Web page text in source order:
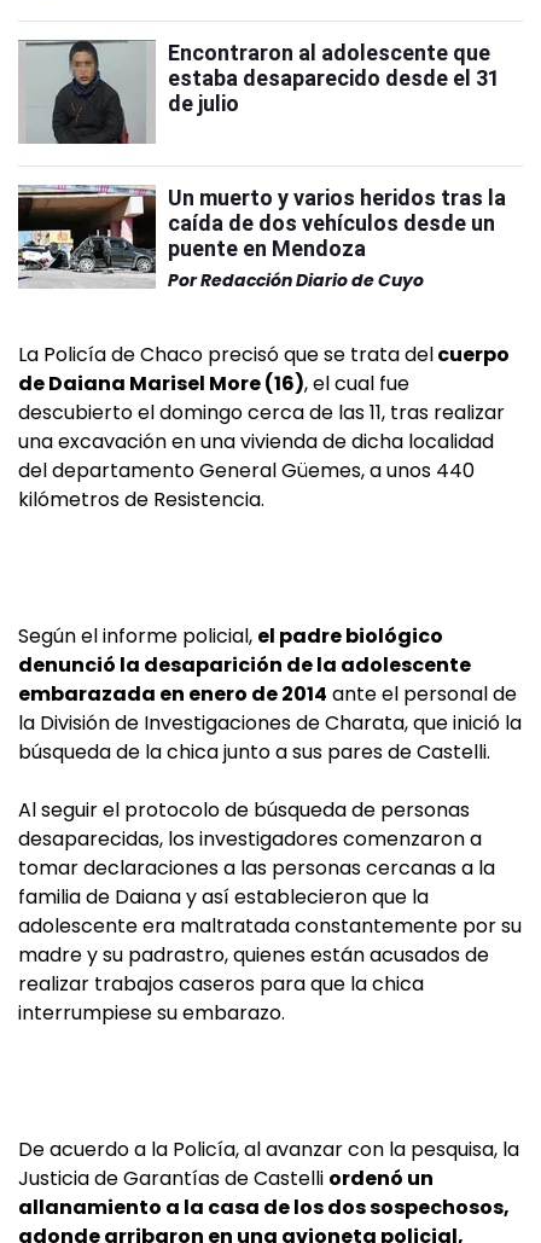
Encontraron al adolescente que
estaba desaparecido desde el 31
de julio
Un muerto y varios heridos tras la
caída de dos vehículos desde un
puente en Mendoza
PorRedacción Diario de Cuyo
La Policía de Chaco precisó que se trata delcuerpo
de Daiana Marisel More (16), el cual fue
descubierto el domingo cerca de las 11, tras realizar
una excavación en una vivienda de dicha localidad
del departamento General Güemes, a unos 440
kilómetros de Resistencia.
Según el informe policial, el padre biológico
denunció la desaparición de la adolescente
embarazada en enero de 2014 ante el personal de
la División de Investigaciones de Charata, que inició la
búsqueda de la chica junto a sus pares de Castelli.
Al seguir el protocolo de búsqueda de personas
desaparecidas, los investigadores comenzaron a
tomar declaraciones a las personas cercanas a la
familia de Daiana y así establecieron que la
adolescente era maltratada constantemente por su
madre y su padrastro, quienes están acusados de
realizar trabajos caseros para que la chica
interrumpiese su embarazo.
De acuerdo a la Policía, al avanzar con la pesquisa, la
Justicia de Garantías de Castelli ordenó un
allanamiento a la casa de los dos sospechosos,
adonde arribaron en una avioneta policial,